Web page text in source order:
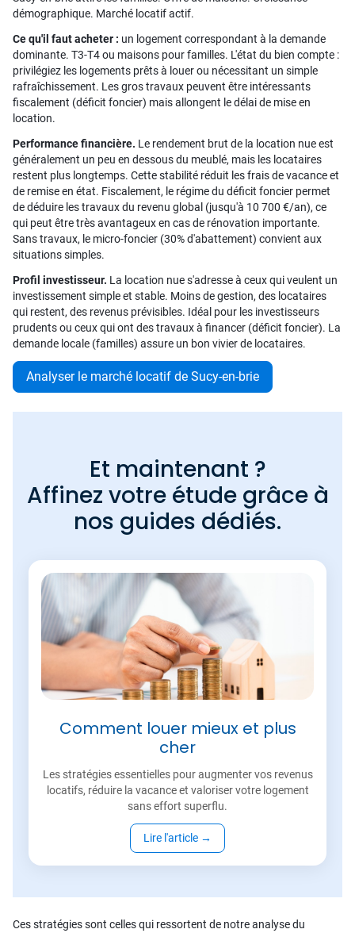
démographique. Marché locatif actif.
Ce qu'il faut acheter : un logement correspondant à la demande
dominante. T3-T4 ou maisons pour familles. L'état du bien compte :
privilégiez les logements prêts à louer ou nécessitant un simple
rafraîchissement. Les gros travaux peuvent être intéressants
fiscalement (déficit foncier) mais allongent le délai de mise en
location.
Performance financière. Le rendement brut de la location nue est
généralement un peu en dessous du meublé, mais les locataires
restent plus longtemps. Cette stabilité réduit les frais de vacance et
de remise en état. Fiscalement, le régime du déficit foncier permet
de déduire les travaux du revenu global (jusqu'à 10 700 €/an), ce
qui peut être très avantageux en cas de rénovation importante.
Sans travaux, le micro-foncier (30% d'abattement) convient aux
situations simples.
Profil investisseur. La location nue s'adresse à ceux qui veulent un
investissement simple et stable. Moins de gestion, des locataires
qui restent, des revenus prévisibles. Idéal pour les investisseurs
prudents ou ceux qui ont des travaux à financer (déficit foncier). La
demande locale (familles) assure un bon vivier de locataires.
Analyser le marché locatif de Sucy-en-brie
Et maintenant ?
Affinez votre étude grâce à
nos guides dédiés.
Comment louer mieux et plus
cher
Les stratégies essentielles pour augmenter vos revenus
locatifs, réduire la vacance et valoriser votre logement
sans effort superflu.
Lire l'article →
Ces stratégies sont celles qui ressortent de notre analyse du